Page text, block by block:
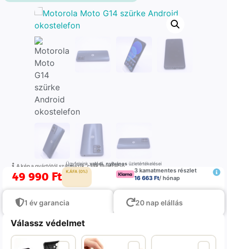
A kép a gyártótól származik, csak illustráció
Ügyfeleink valódi, nyilvánosüzletértékelései
49 990 Ft K.ÁFA (0%)
3 kamatmentes részlet
16 663 Ft/ hónap
1 év garancia 20 nap elállás
Válassz védelmet